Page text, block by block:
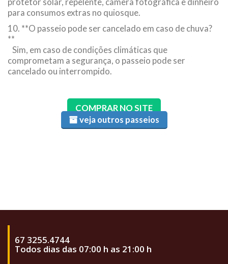
para consumos extras no quiosque.
10. **O passeio pode ser cancelado em caso de chuva?
**
Sim, em caso de condições climáticas que
comprometam a segurança, o passeio pode ser
cancelado ou interrompido.
COMPRAR NO SITE
veja outros passeios
67 3255.4744
Todos dias das 07:00 h as 21:00 h